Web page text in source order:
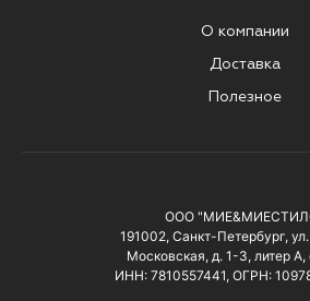
О компании
Доставка
Полезное
ООО
191002, Санкт-Петербург,
Московская, д. 1-3, литер А,
ИНН: 7810557441, ОГРН: